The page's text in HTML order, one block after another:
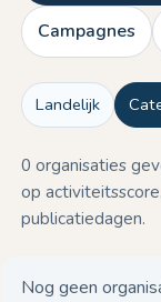
Campagnes
Landelijk
0 organisaties
op
publicatiedagen.
Nog geen